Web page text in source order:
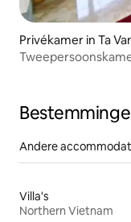
Privékamer in Ta
Andere
Villa's
Northern Vietnam